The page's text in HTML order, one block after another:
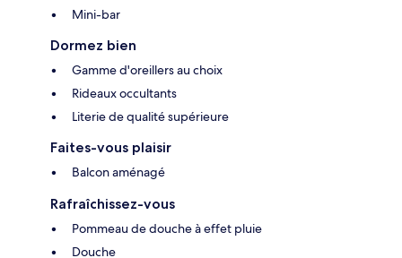
Mini-bar
Dormez bien
Gamme d'oreillers au choix
Rideaux occultants
Literie de qualité supérieure
Faites-vous plaisir
Balcon aménagé
Rafraîchissez-vous
Pommeau de douche à effet pluie
Douche